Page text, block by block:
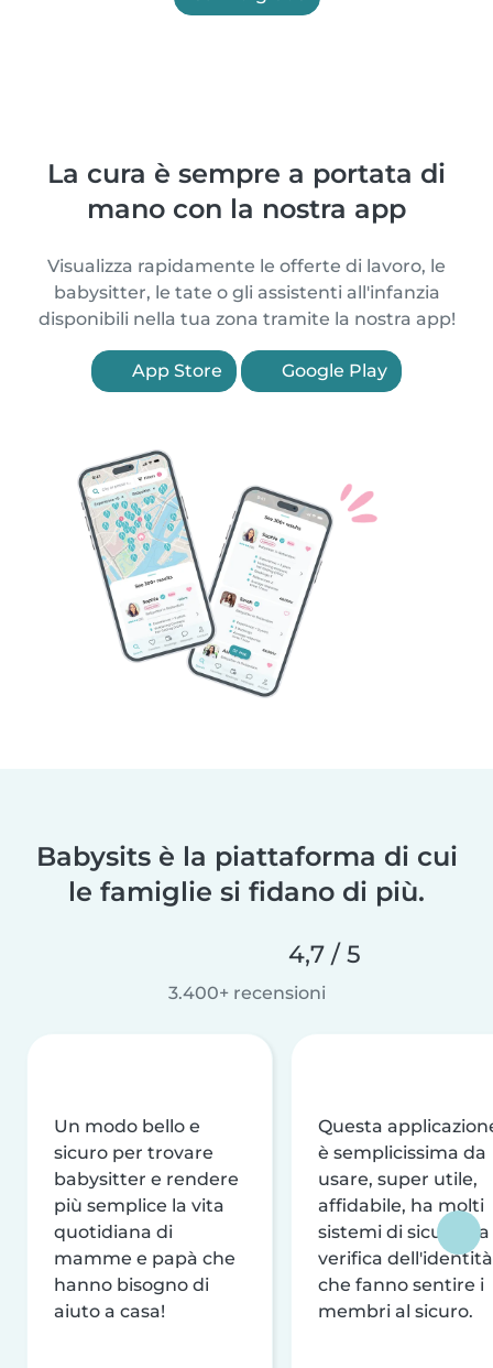
La cura è sempre a portata di
mano con la nostra app
Visualizza rapidamente le offerte di lavoro, le
babysitter, le tate o gli assistenti all'infanzia
disponibili nella tua zona tramite la nostra app!
App Store Google Play
Babysits è la piattaforma di cui
le famiglie si fidano di più.
4,7 / 5
3.400+ recensioni
Un modo bello e
sicuro per trovare
babysitter e rendere
più semplice la vita
quotidiana di
mamme e papà che
hanno bisogno di
aiuto a casa!
Questa
è semplicissima da
usare, super utile,
affidabile, ha molti
sistemi di sicurezza
verifica dell'identità
che fanno sentire i
membri al sicuro.